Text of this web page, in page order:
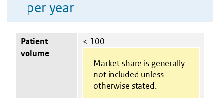
per year
Patient
volume
< 100
Market share is generally
not included unless
otherwise stated.